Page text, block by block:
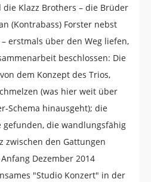
Klazz Brothers – die Brüder
(Kontrabass) Forster nebst
erstmals über den Weg liefen,
beschlossen: Die
dem Konzept des Trios,
(was hier weit über
Schema hinausgeht); die
gefunden, die wandlungsfähig
zwischen den Gattungen
Dezember 2014
"Studio Konzert" in der